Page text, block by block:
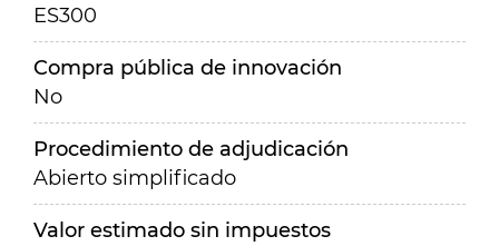
ES300
Compra pública de innovación
No
Procedimiento de adjudicación
Abierto simplificado
Valor estimado sin impuestos